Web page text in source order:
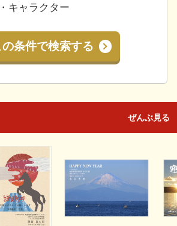
キャラクター
の条件で検索する
ぜんぶ見る